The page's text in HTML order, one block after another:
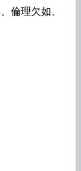
倫理欠如、